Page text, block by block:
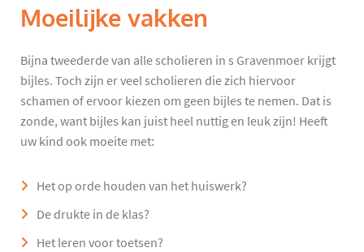
Moeilijke vakken
Bijna tweederde van alle scholieren in s Gravenmoer krijgt
bijles. Toch zijn er veel scholieren die zich hiervoor
schamen of ervoor kiezen om geen bijles te nemen. Dat is
zonde, want bijles kan juist heel nuttig en leuk zijn! Heeft
uw kind ook moeite met:
Het op orde houden van het huiswerk?
De drukte in de klas?
Het leren voor toetsen?